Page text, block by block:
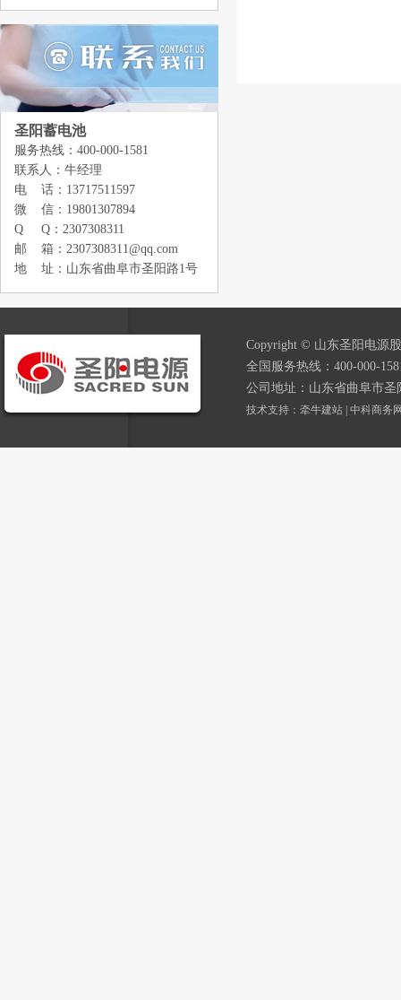
圣阳蓄电池
服务热线：400-000-1581
联系人：牛经理
电 话：13717511597
微 信：19801307894
Q Q：2307308311
邮 箱：2307308311@qq.com
地 址：山东省曲阜市圣阳路1号
Copyright © 山东圣阳电源
全国服务热线：400-000-
公司地址：山东省曲阜市圣
技术支持： 牵牛建站 | 中科商务